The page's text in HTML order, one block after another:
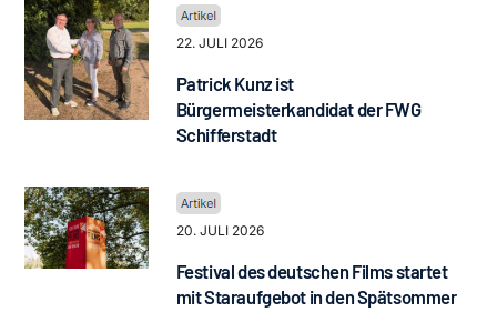
22. JULI 2026
Patrick Kunz ist
Bürgermeisterkandidat der FWG
Schifferstadt
20. JULI 2026
Festival des deutschen Films startet
mit Staraufgebot in den Spätsommer